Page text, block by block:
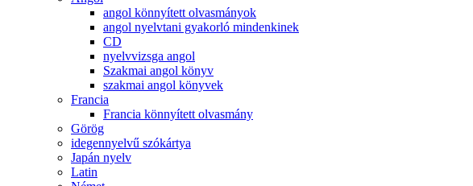
angol könnyített olvasmányok
angol nyelvtani gyakorló mindenkinek
CD
nyelvvizsga angol
Szakmai angol könyv
szakmai angol könyvek
Francia
Francia könnyített olvasmány
Görög
idegennyelvű szókártya
Japán nyelv
Latin